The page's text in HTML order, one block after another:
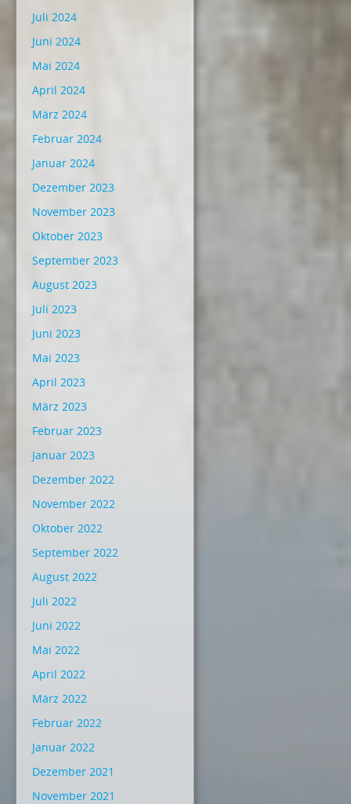
Juli 2024
Juni 2024
Mai 2024
April 2024
März 2024
Februar 2024
Januar 2024
Dezember 2023
November 2023
Oktober 2023
September 2023
August 2023
Juli 2023
Juni 2023
Mai 2023
April 2023
März 2023
Februar 2023
Januar 2023
Dezember 2022
November 2022
Oktober 2022
September 2022
August 2022
Juli 2022
Juni 2022
Mai 2022
April 2022
März 2022
Februar 2022
Januar 2022
Dezember 2021
November 2021